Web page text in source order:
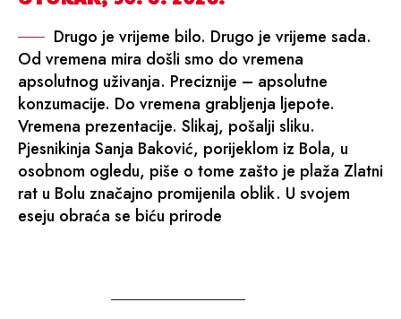
Drugo je vrijeme bilo. Drugo je vrijeme sada.
Od vremena mira došli smo do vremena
apsolutnog uživanja. Preciznije – apsolutne
konzumacije. Do vremena grabljenja ljepote.
Vremena prezentacije. Slikaj, pošalji sliku.
Pjesnikinja Sanja Baković, porijeklom iz Bola, u
osobnom ogledu, piše o tome zašto je plaža Zlatni
rat u Bolu značajno promijenila oblik. U svojem
eseju obraća se biću prirode